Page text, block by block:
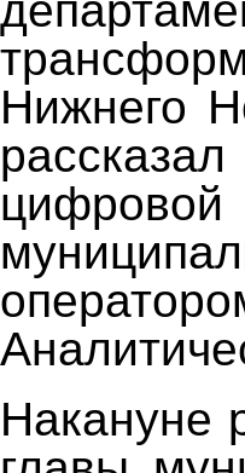
Нижнего
Накануне